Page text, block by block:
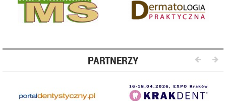
PARTNERZY